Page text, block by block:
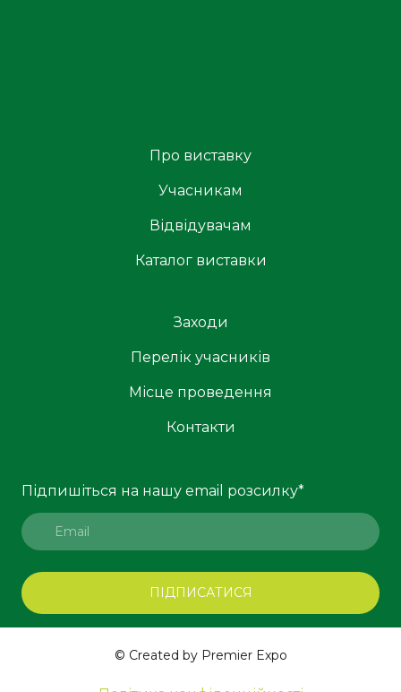
Про виставку
Учасникам
Відвідувачам
Каталог виставки
Заходи
Перелік учасників
Місце проведення
Контакти
Підпишіться на нашу email розсилку*
ПІДПИСАТИСЯ
© Created by Premier Expo